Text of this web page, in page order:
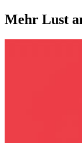
Mehr Lust